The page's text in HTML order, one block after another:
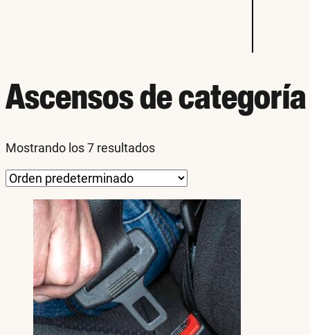
Ascensos de categoría
Mostrando los 7 resultados